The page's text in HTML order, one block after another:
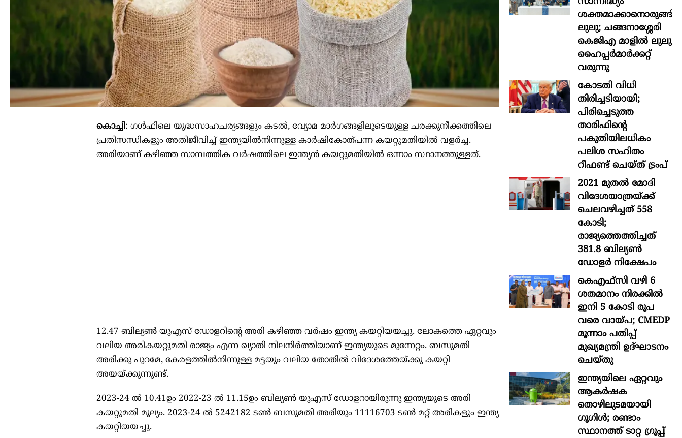
കൊച്ചി: ഗൾഫിലെ യുദ്ധസാഹചര്യങ്ങളും കടൽ‌, വ്യോമ മാർഗങ്ങളിലൂടെയുള്ള ചരക്കുനീക്കത്തിലെ
പ്രതിസന്ധികളും അതിജീവിച്ച് ഇന്ത്യയിൽനിന്നുള്ള കാർഷികോത്പന്ന കയറ്റുമതിയിൽ വളർച്ച.
അരിയാണ് കഴിഞ്ഞ സാമ്പത്തിക വർഷത്തിലെ ഇന്ത്യൻ‌ കയറ്റുമതിയിൽ ഒന്നാം സ്ഥാനത്തുള്ളത്.
12.47 ബില്യൺ യുഎസ് ഡോളറിന്‍റെ അരി കഴിഞ്ഞ വർഷം ഇന്ത്യ കയറ്റിയയച്ചു. ലോകത്തെ ഏറ്റവും
വലിയ അരികയറ്റുമതി രാജ്യം എന്ന ഖ്യാതി നിലനിർത്തിയാണ് ഇന്ത്യയുടെ മുന്നേറ്റം. ബസുമതി
അരിക്കു പുറമേ, കേരളത്തിൽനിന്നുള്ള മട്ടയും വലിയ തോതിൽ വിദേശത്തേയ്ക്കു കയറ്റി
അയയ്ക്കുന്നുണ്ട്.
2023-24 ൽ 10.41ഉം 2022-23 ൽ 11.15ഉം ബില്യൺ യുഎസ് ഡോളറായിരുന്നു ഇന്ത്യയുടെ അരി
കയറ്റുമതി മൂല്യം. 2023-24 ൽ 5242182 ടൺ ബസുമതി അരിയും 11116703 ടൺ മറ്റ് അരികളും ഇന്ത്യ
കയറ്റിയയച്ചു.
ശക്തമാക്കാനൊരുങ്ങി
ലുലു; ചങ്ങനാശ്ശേരി
കെജിഎ മാളിൽ ലുലു
ഹൈപ്പർമാർക്കറ്റ്
വരുന്നു
കോടതി വിധി
തിരിച്ചടിയായി;
പിരിച്ചെടുത്ത
താരിഫിന്‍റെ
പകുതിയിലധികം
പലിശ സഹിതം
റീഫണ്ട് ചെയ്ത് ട്രംപ്
2021 മുതൽ മോദി
വിദേശയാത്രയ്ക്ക്
ചെലവഴിച്ചത് 558
കോടി;
രാജ്യത്തെത്തിച്ചത്
381.8 ബില്യൺ
ഡോളർ നിക്ഷേപം
കെഎഫ്സി വഴി 6
ശതമാനം നിരക്കിൽ
ഇനി 5 കോടി രൂപ
വരെ വായ്പ; CMEDP
മൂന്നാം പതിപ്പ്
മുഖ്യമന്ത്രി ഉദ്ഘാടനം
ചെയ്തു
ഇന്ത്യയിലെ ഏറ്റവും
ആകര്‍ഷക
തൊഴിലുടമയായി
ഗൂഗിള്‍; രണ്ടാം
സ്ഥാനത്ത് ടാറ്റ ഗ്രൂപ്പ്